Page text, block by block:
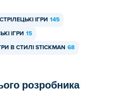
СТРІЛЕЦЬКІ ІГРИ 145
ІГРИ 15
В СТИЛІ STICKMAN 68
розробника